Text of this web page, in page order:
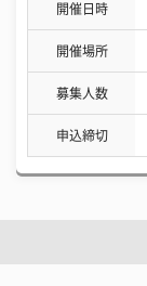
開催日時
開催場所
募集人数
申込締切